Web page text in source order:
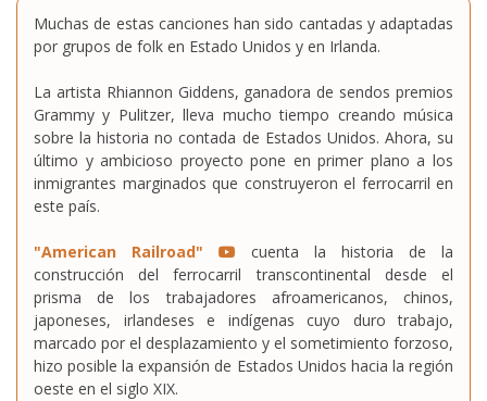
Muchas de estas canciones han sido cantadas y adaptadas
por grupos de folk en Estado Unidos y en Irlanda.
La artista Rhiannon Giddens, ganadora de sendos premios
Grammy y Pulitzer, lleva mucho tiempo creando música
sobre la historia no contada de Estados Unidos. Ahora, su
último y ambicioso proyecto pone en primer plano a los
inmigrantes marginados que construyeron el ferrocarril en
este país.
"American Railroad"
cuenta la historia de la
construcción del ferrocarril transcontinental desde el
prisma de los trabajadores afroamericanos, chinos,
japoneses, irlandeses e indígenas cuyo duro trabajo,
marcado por el desplazamiento y el sometimiento forzoso,
hizo posible la expansión de Estados Unidos hacia la región
oeste en el siglo XIX.